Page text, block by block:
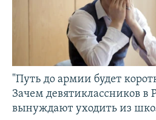
"Путь до армии будет
Зачем девятиклассников в
вынуждают уходить из